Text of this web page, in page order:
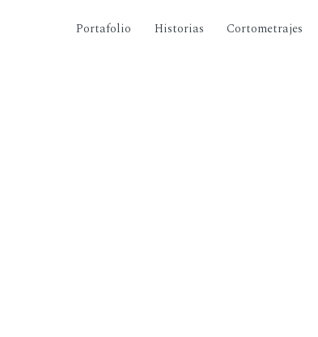
Portafolio Historias Cortometrajes